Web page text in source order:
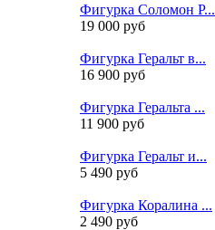
Фигурка Соломон Р...
19 000 руб
Фигурка Геральт в...
16 900 руб
Фигурка Геральта ...
11 900 руб
Фигурка Геральт и...
5 490 руб
Фигурка Коралина ...
2 490 руб